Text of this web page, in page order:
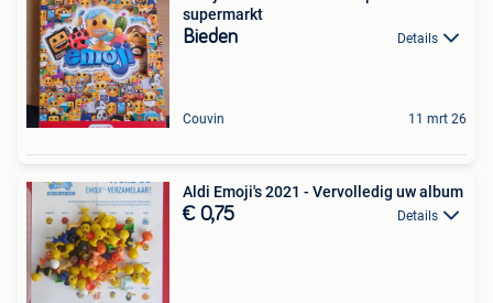
supermarkt
Bieden Details
Couvin 11 mrt 26
Aldi Emoji's 2021 - Vervolledig uw album
€ 0,75 Details